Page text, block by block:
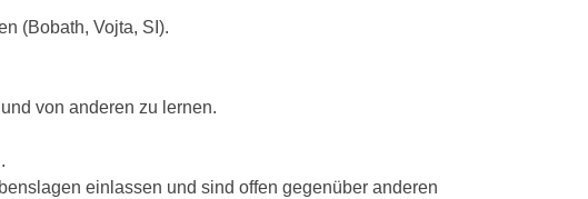
(Bobath, Vojta, SI).
von anderen zu lernen.
einlassen und sind offen gegenüber anderen